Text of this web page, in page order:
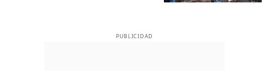
PUBLICIDAD